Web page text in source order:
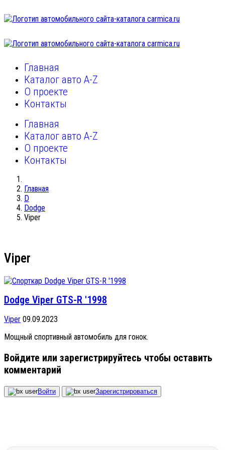
Главная
Каталог авто A-Z
О проекте
Контакты
Главная
Каталог авто A-Z
О проекте
Контакты
Главная
D
Dodge
Viper
Viper
Dodge Viper GTS-R '1998
Viper 09.09.2023
Мощный спортивный автомобиль для гонок.
Войдите или зарегистрируйтесь чтобы оставить
комментарий
Войти Зарегистрироваться